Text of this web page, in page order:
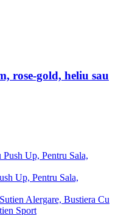
rose-gold, heliu sau
Up, Pentru Sala,